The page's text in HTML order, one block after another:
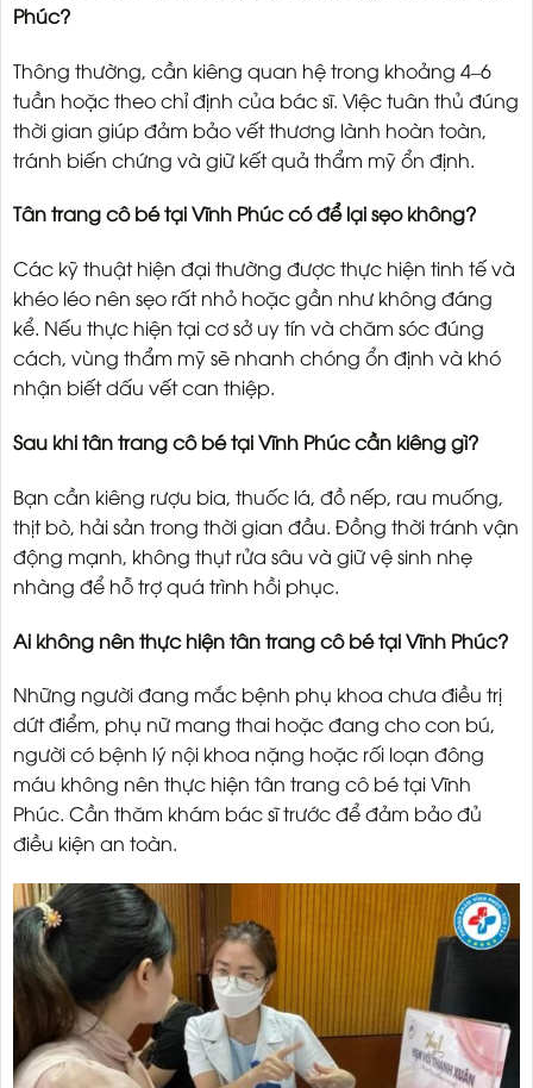
Phúc?
Thông thường, cần kiêng quan hệ trong khoảng 4–6
tuần hoặc theo chỉ định của bác sĩ. Việc tuân thủ đúng
thời gian giúp đảm bảo vết thương lành hoàn toàn,
tránh biến chứng và giữ kết quả thẩm mỹ ổn định.
Tân trang cô bé tại Vĩnh Phúc có để lại sẹo không?
Các kỹ thuật hiện đại thường được thực hiện tinh tế và
khéo léo nên sẹo rất nhỏ hoặc gần như không đáng
kể. Nếu thực hiện tại cơ sở uy tín và chăm sóc đúng
cách, vùng thẩm mỹ sẽ nhanh chóng ổn định và khó
nhận biết dấu vết can thiệp.
Sau khi tân trang cô bé tại Vĩnh Phúc cần kiêng gì?
Bạn cần kiêng rượu bia, thuốc lá, đồ nếp, rau muống,
thịt bò, hải sản trong thời gian đầu. Đồng thời tránh vận
động mạnh, không thụt rửa sâu và giữ vệ sinh nhẹ
nhàng để hỗ trợ quá trình hồi phục.
Ai không nên thực hiện tân trang cô bé tại Vĩnh Phúc?
Những người đang mắc bệnh phụ khoa chưa điều trị
dứt điểm, phụ nữ mang thai hoặc đang cho con bú,
người có bệnh lý nội khoa nặng hoặc rối loạn đông
máu không nên thực hiện tân trang cô bé tại Vĩnh
Phúc. Cần thăm khám bác sĩ trước để đảm bảo đủ
điều kiện an toàn.